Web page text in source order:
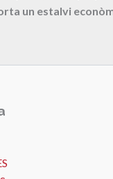
un estalvi